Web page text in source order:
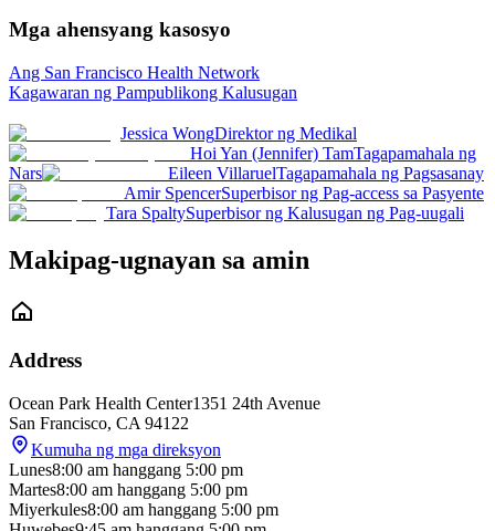
Mga ahensyang kasosyo
Ang San Francisco Health Network
Kagawaran ng Pampublikong Kalusugan
Jessica WongDirektor ng Medikal
Hoi Yan (Jennifer) TamTagapamahala ng
Nars
Eileen VillaruelTagapamahala ng Pagsasanay
Amir SpencerSuperbisor ng Pag-access sa Pasyente
Tara SpaltySuperbisor ng Kalusugan ng Pag-uugali
Makipag-ugnayan sa amin
Address
Ocean Park Health Center1351 24th Avenue
San Francisco, CA 94122
Kumuha ng mga direksyon
Lunes8:00 am hanggang 5:00 pm
Martes8:00 am hanggang 5:00 pm
Miyerkules8:00 am hanggang 5:00 pm